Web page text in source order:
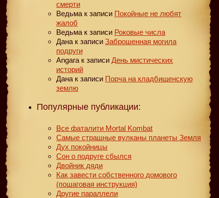
смерти
Ведьма к записи Покойные не любят
жалоб
Ведьма к записи Роковые числа
Дана к записи Заброшенная могила
подруги
Angara к записи День мистических
историй
Дана к записи Порча на кладбищенскую
землю
Популярные публикации:
Все фаталити Mortal Kombat
Самые страшные вулканы планеты Земля
Дух покойницы
Сон о подруге сбылся
Двойник дяди
Как завести собственного домового
(пошаговая инструкция)
Другие параллели